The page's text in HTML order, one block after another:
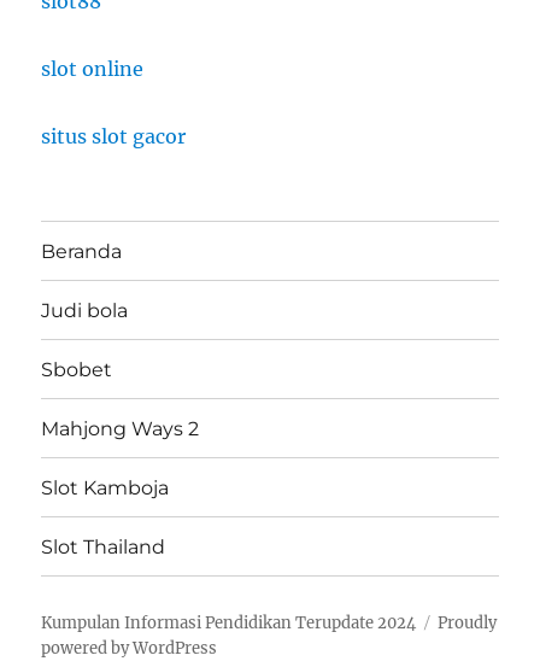
slot online
situs slot gacor
Beranda
Judi bola
Sbobet
Mahjong Ways 2
Slot Kamboja
Slot Thailand
Kumpulan Informasi Pendidikan Terupdate 2024
Proudly
powered by WordPress